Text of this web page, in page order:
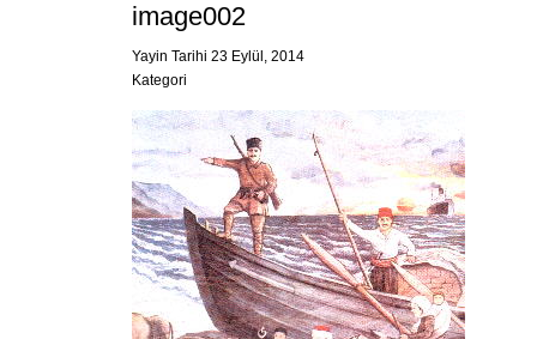
image002
Yayin Tarihi 23 Eylül, 2014
Kategori